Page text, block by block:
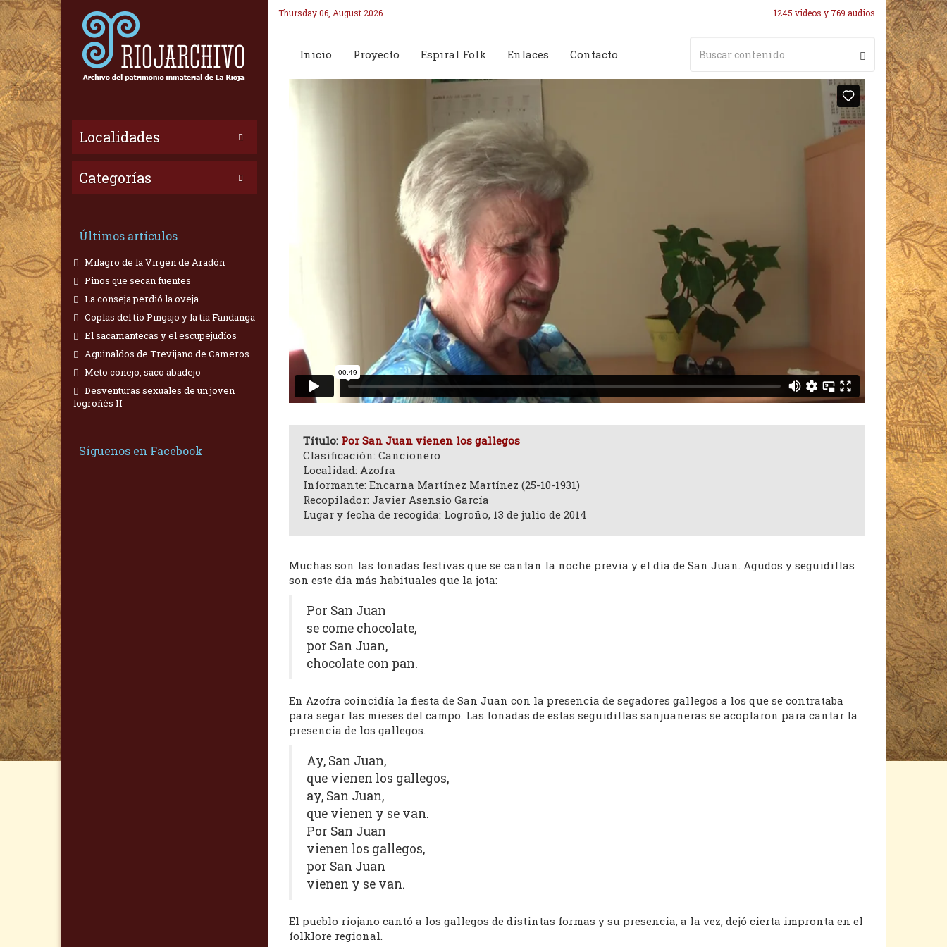
Localidades
Categorías
Últimos artículos
Milagro de la Virgen de Aradón
Pinos que secan fuentes
La conseja perdió la oveja
Coplas del tío Pingajo y la tía Fandanga
El sacamantecas y el escupejudíos
Aguinaldos de Trevijano de Cameros
Meto conejo, saco abadejo
Desventuras sexuales de un joven
logroñés II
Síguenos en Facebook
Thursday 06, August 2026 1245 videos y 769 audios
Inicio Proyecto Espiral Folk Enlaces Contacto
Título: Por San Juan vienen los gallegos
Clasificación: Cancionero
Localidad: Azofra
Informante: Encarna Martínez Martínez (25-10-1931)
Recopilador: Javier Asensio García
Lugar y fecha de recogida: Logroño, 13 de julio de 2014
Muchas son las tonadas festivas que se cantan la noche previa y el día de San Juan. Agudos y seguidillas
son este día más habituales que la jota:
Por San Juan
se come chocolate,
por San Juan,
chocolate con pan.
En Azofra coincidía la fiesta de San Juan con la presencia de segadores gallegos a los que se contrataba
para segar las mieses del campo. Las tonadas de estas seguidillas sanjuaneras se acoplaron para cantar la
presencia de los gallegos.
Ay, San Juan,
que vienen los gallegos,
ay, San Juan,
que vienen y se van.
Por San Juan
vienen los gallegos,
por San Juan
vienen y se van.
El pueblo riojano cantó a los gallegos de distintas formas y su presencia, a la vez, dejó cierta impronta en el
folklore regional.